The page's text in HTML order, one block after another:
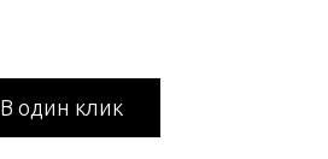
В один клик